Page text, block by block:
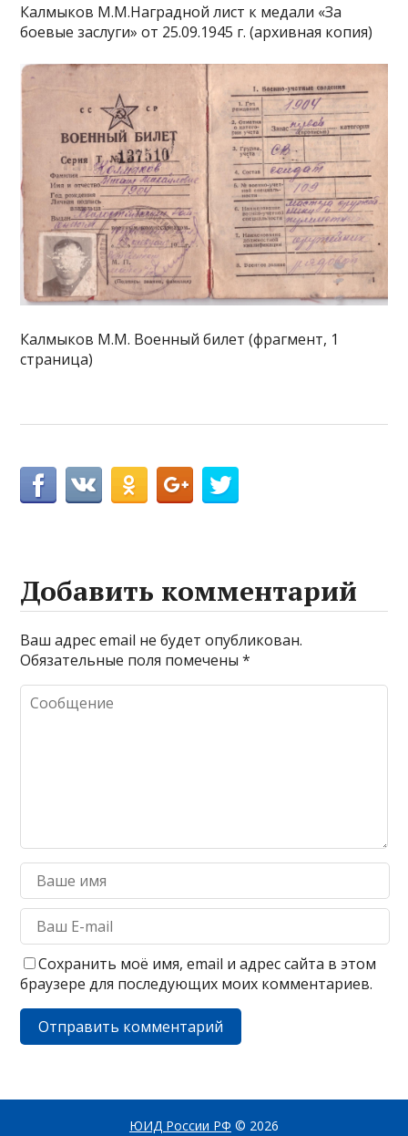
Калмыков М.М.Наградной лист к медали «За
боевые заслуги» от 25.09.1945 г. (архивная копия)
Калмыков М.М. Военный билет (фрагмент, 1
страница)
Добавить комментарий
Ваш адрес email не будет опубликован.
Обязательные поля помечены*
Сохранить моё имя, email и адрес сайта в этом
браузере для последующих моих комментариев.
ЮИД России РФ © 2026